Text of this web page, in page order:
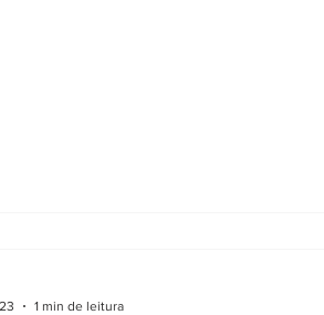
1 min de leitura